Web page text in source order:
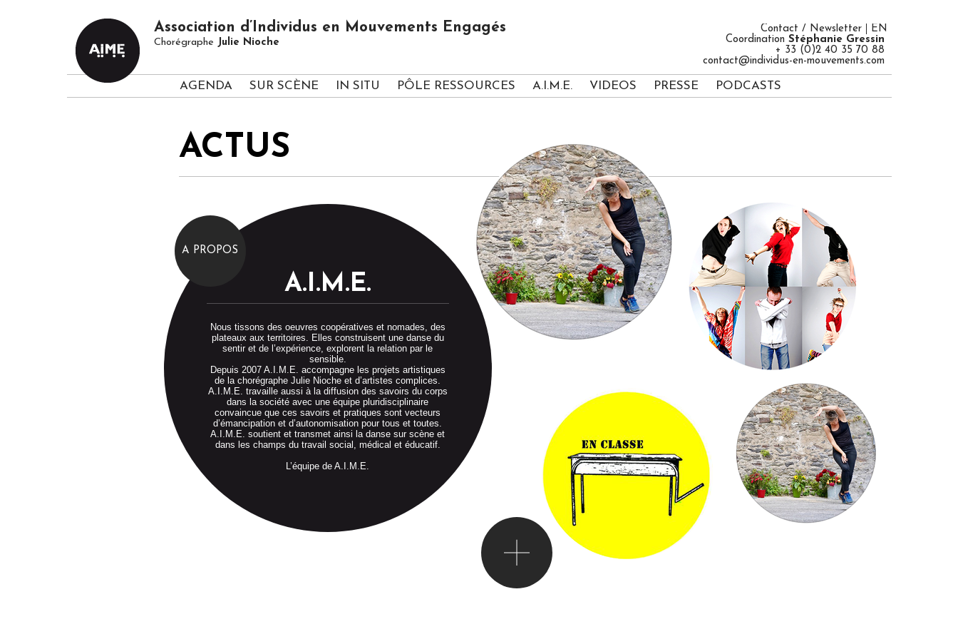
Association d’Individus en Mouvements Engagés
Chorégraphe Julie Nioche
Contact / Newsletter
EN
Coordination Stéphanie Gressin
+ 33 (0)2 40 35 70 88
contact@individus-en-mouvements.com
AGENDA SUR SCÈNE IN SITU PÔLE RESSOURCES A.I.M.E. VIDEOS PRESSE PODCASTS
ACTUS
A.I.M.E.
Nous tissons des oeuvres coopératives et nomades, des
plateaux aux territoires. Elles construisent une danse du
sentir et de l’expérience, explorent la relation par le
sensible.
Depuis 2007 A.I.M.E. accompagne les projets artistiques
de la chorégraphe Julie Nioche et d’artistes complices.
A.I.M.E. travaille aussi à la diffusion des savoirs du corps
dans la société avec une équipe pluridisciplinaire
convaincue que ces savoirs et pratiques sont vecteurs
d’émancipation et d’autonomisation pour tous et toutes.
A.I.M.E. soutient et transmet ainsi la danse sur scène et
dans les champs du travail social, médical et éducatif.
L’équipe de A.I.M.E.
A PROPOS